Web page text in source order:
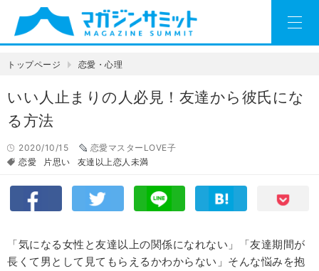
トップページ 恋愛・心理
いい人止まりの人必見！友達から彼氏にな
る方法
2020/10/15
恋愛マスターLOVE子
恋愛
片思い 友達以上恋人未満
「気になる女性と友達以上の関係になれない」「友達期間が
長くて男として見てもらえるかわからない」そんな悩みを抱